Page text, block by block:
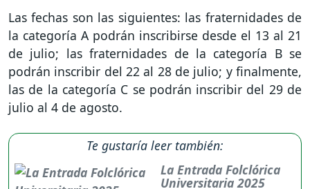
Las fechas son las siguientes: las fraternidades de
la categoría A podrán inscribirse desde el 13 al 21
de julio; las fraternidades de la categoría B se
podrán inscribir del 22 al 28 de julio; y finalmente,
las de la categoría C se podrán inscribir del 29 de
julio al 4 de agosto.
Te gustaría leer también:
La Entrada Folclórica
Universitaria 2025